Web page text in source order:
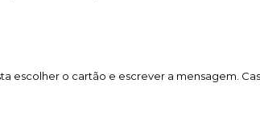
escolher o cartão e escrever a mensagem.